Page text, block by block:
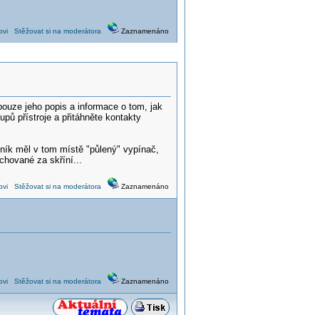
Stěžovat si na moderátora Zaznamenáno
jeho popis a informace o tom, jak
přístroje a přitáhněte kontakty
měl v tom místě "půlený" vypínač,
za skříní...
Stěžovat si na moderátora Zaznamenáno
Stěžovat si na moderátora Zaznamenáno